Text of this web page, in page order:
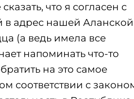
что я согласен с
в адрес нашей Аланской
(а ведь имела все
напоминать что-то
на это самое
соответствии с